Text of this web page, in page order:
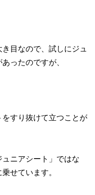
目なので、試しにジュ
ったのですが、
をすり抜けて立つことが
ニアシート」ではな
せています。